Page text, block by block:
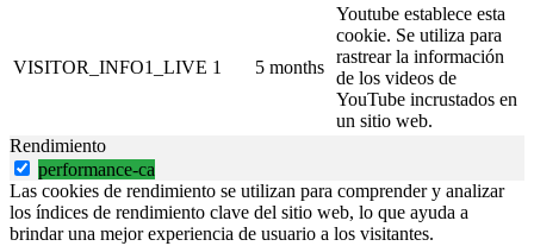
VISITOR_INFO1_LIVE 1 5 months
Youtube establece esta
cookie. Se utiliza para
rastrear la información
de los videos de
YouTube incrustados en
un sitio web.
Rendimiento
performance-ca
Las cookies de rendimiento se utilizan para comprender y analizar
los índices de rendimiento clave del sitio web, lo que ayuda a
brindar una mejor experiencia de usuario a los visitantes.